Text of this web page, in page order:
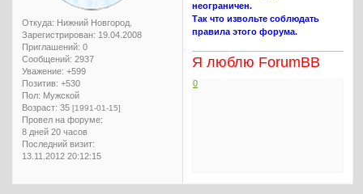
Откуда: Нижний Новгород.
Зарегистрирован: 19.04.2008
Приглашений: 0
Сообщений: 2937
Уважение: +599
Позитив: +530
Пол: Мужской
Возраст: 35 [1991-01-15]
Провел на форуме:
8 дней 20 часов
Последний визит:
13.11.2012 20:12:15
неограничен.
Так что извольте соблюдать
правила этого форума.
Я люблю ForumBB
0